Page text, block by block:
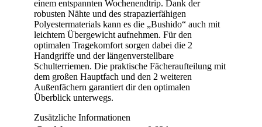
einem entspannten Wochenendtrip. Dank der
robusten Nähte und des strapazierfähigen
Polyestermaterials kann es die „Bushido“ auch mit
leichtem Übergewicht aufnehmen. Für den
optimalen Tragekomfort sorgen dabei die 2
Handgriffe und der längenverstellbare
Schulterriemen. Die praktische Fächeraufteilung mit
dem großen Hauptfach und den 2 weiteren
Außenfächern garantiert dir den optimalen
Überblick unterwegs.
Zusätzliche Informationen